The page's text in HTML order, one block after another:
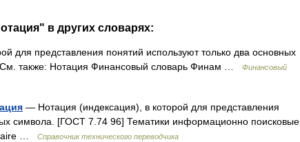
в других словарях:
для представления понятий используют только два основных
также: Нотация Финансовый словарь Финам …
Финансовый
— Нотация (индексация), в которой для представления
символа. [ГОСТ 7.74 96] Тематики информационно поисковые
…
Справочник технического переводчика